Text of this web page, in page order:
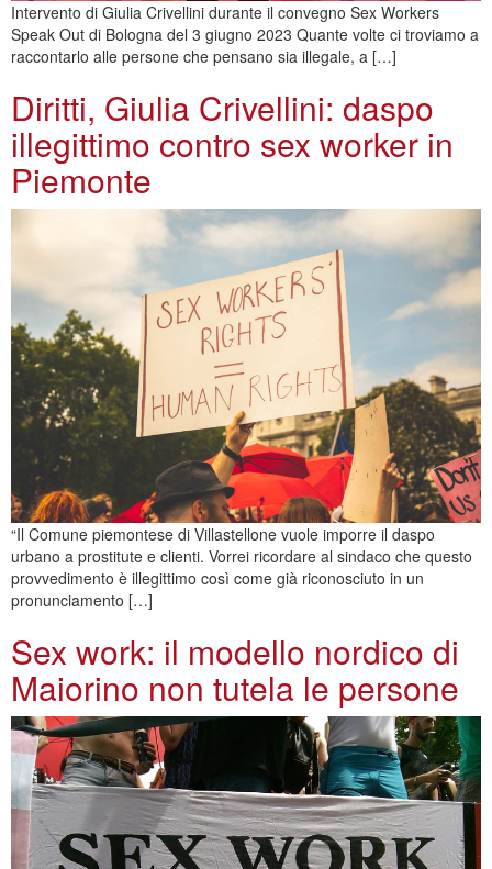
Intervento di Giulia Crivellini durante il convegno Sex Workers
Speak Out di Bologna del 3 giugno 2023 Quante volte ci troviamo a
raccontarlo alle persone che pensano sia illegale, a […]
Diritti, Giulia Crivellini: daspo
illegittimo contro sex worker in
Piemonte
“Il Comune piemontese di Villastellone vuole imporre il daspo
urbano a prostitute e clienti. Vorrei ricordare al sindaco che questo
provvedimento è illegittimo così come già riconosciuto in un
pronunciamento […]
Sex work: il modello nordico di
Maiorino non tutela le persone